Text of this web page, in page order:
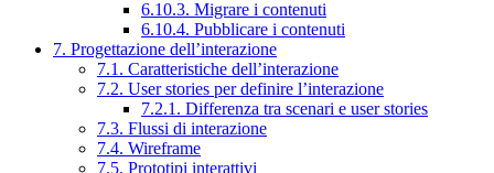
6.10.3. Migrare i contenuti
6.10.4. Pubblicare i contenuti
7. Progettazione dell’interazione
7.1. Caratteristiche dell’interazione
7.2. User stories per definire l’interazione
7.2.1. Differenza tra scenari e user stories
7.3. Flussi di interazione
7.4. Wireframe
7.5. Prototipi interattivi